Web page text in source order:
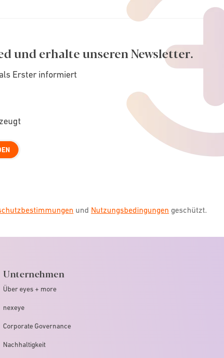
und erhalte unseren Newsletter.
Erster informiert
und Nutzungsbedingungen geschützt.
Unternehmen
Über eyes + more
nexeye
Corporate Governance
Nachhaltigkeit